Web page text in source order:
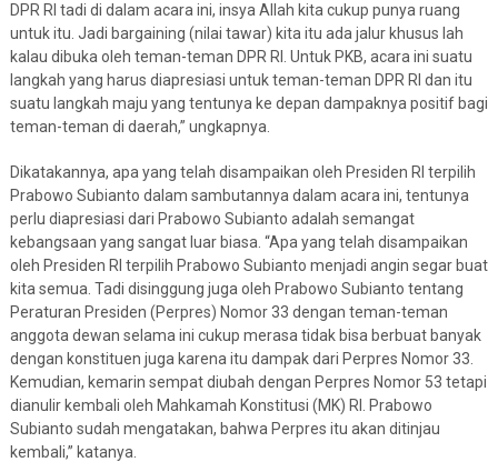
DPR RI tadi di dalam acara ini, insya Allah kita cukup punya ruang
untuk itu. Jadi bargaining (nilai tawar) kita itu ada jalur khusus lah
kalau dibuka oleh teman-teman DPR RI. Untuk PKB, acara ini suatu
langkah yang harus diapresiasi untuk teman-teman DPR RI dan itu
suatu langkah maju yang tentunya ke depan dampaknya positif bagi
teman-teman di daerah,” ungkapnya.
Dikatakannya, apa yang telah disampaikan oleh Presiden RI terpilih
Prabowo Subianto dalam sambutannya dalam acara ini, tentunya
perlu diapresiasi dari Prabowo Subianto adalah semangat
kebangsaan yang sangat luar biasa. “Apa yang telah disampaikan
oleh Presiden RI terpilih Prabowo Subianto menjadi angin segar buat
kita semua. Tadi disinggung juga oleh Prabowo Subianto tentang
Peraturan Presiden (Perpres) Nomor 33 dengan teman-teman
anggota dewan selama ini cukup merasa tidak bisa berbuat banyak
dengan konstituen juga karena itu dampak dari Perpres Nomor 33.
Kemudian, kemarin sempat diubah dengan Perpres Nomor 53 tetapi
dianulir kembali oleh Mahkamah Konstitusi (MK) RI. Prabowo
Subianto sudah mengatakan, bahwa Perpres itu akan ditinjau
kembali,” katanya.